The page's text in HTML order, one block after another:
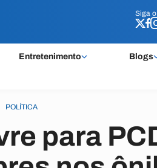
Siga o
Entretenimento Blogs
Siga o
POLÍTICA
para